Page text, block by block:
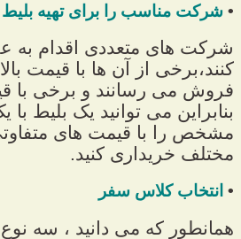
• شرکت مناسب را برای تهیه بلیط
شرکت های متعددی اقدام به
کنند،برخی از آن ها با قیمت
فروش می رسانند و برخی با
بنابراین می توانید یک بلیط
مشخص را با قیمت های
مختلف خریداری کنید.
• انتخاب کلاس سفر
همانطور که می دانید ، سه